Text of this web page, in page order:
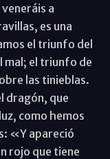
a
es una
el triunfo del
mal; el triunfo de
las tinieblas.
dragón, que
como hemos
«Y apareció
rojo que tiene